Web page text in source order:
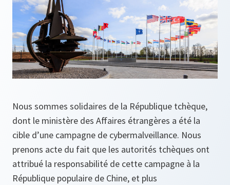
Nous sommes solidaires de la République tchèque,
dont le ministère des Affaires étrangères a été la
cible d’une campagne de cybermalveillance. Nous
prenons acte du fait que les autorités tchèques ont
attribué la responsabilité de cette campagne à la
République populaire de Chine, et plus